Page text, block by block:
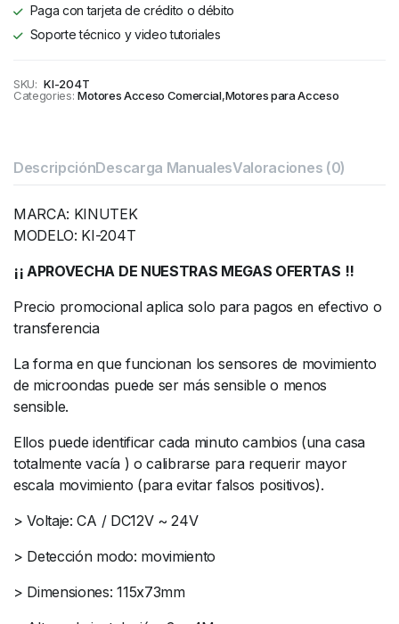
Paga con tarjeta de crédito o débito
Soporte técnico y video tutoriales
SKU: KI-204T
Categories: Motores Acceso Comercial,Motores para Acceso
DescripciónDescarga ManualesValoraciones (0)
MARCA: KINUTEK
MODELO: KI-204T
¡¡ APROVECHA DE NUESTRAS MEGAS OFERTAS !!
Precio promocional aplica solo para pagos en efectivo o
transferencia
La forma en que funcionan los sensores de movimiento
de microondas puede ser más sensible o menos
sensible.
Ellos puede identificar cada minuto cambios (una casa
totalmente vacía ) o calibrarse para requerir mayor
escala movimiento (para evitar falsos positivos).
> Voltaje: CA / DC12V ~ 24V
> Detección modo: movimiento
> Dimensiones: 115x73mm